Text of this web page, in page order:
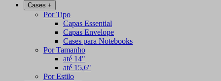
Cases +
Por Tipo
Capas Essential
Capas Envelope
Cases para Notebooks
Por Tamanho
até 14"
até 15,6"
Por Estilo